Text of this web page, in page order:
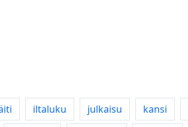
iltaluku julkaisu kansi